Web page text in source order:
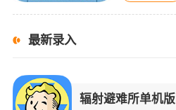
最新录入
辐射避难所单机版